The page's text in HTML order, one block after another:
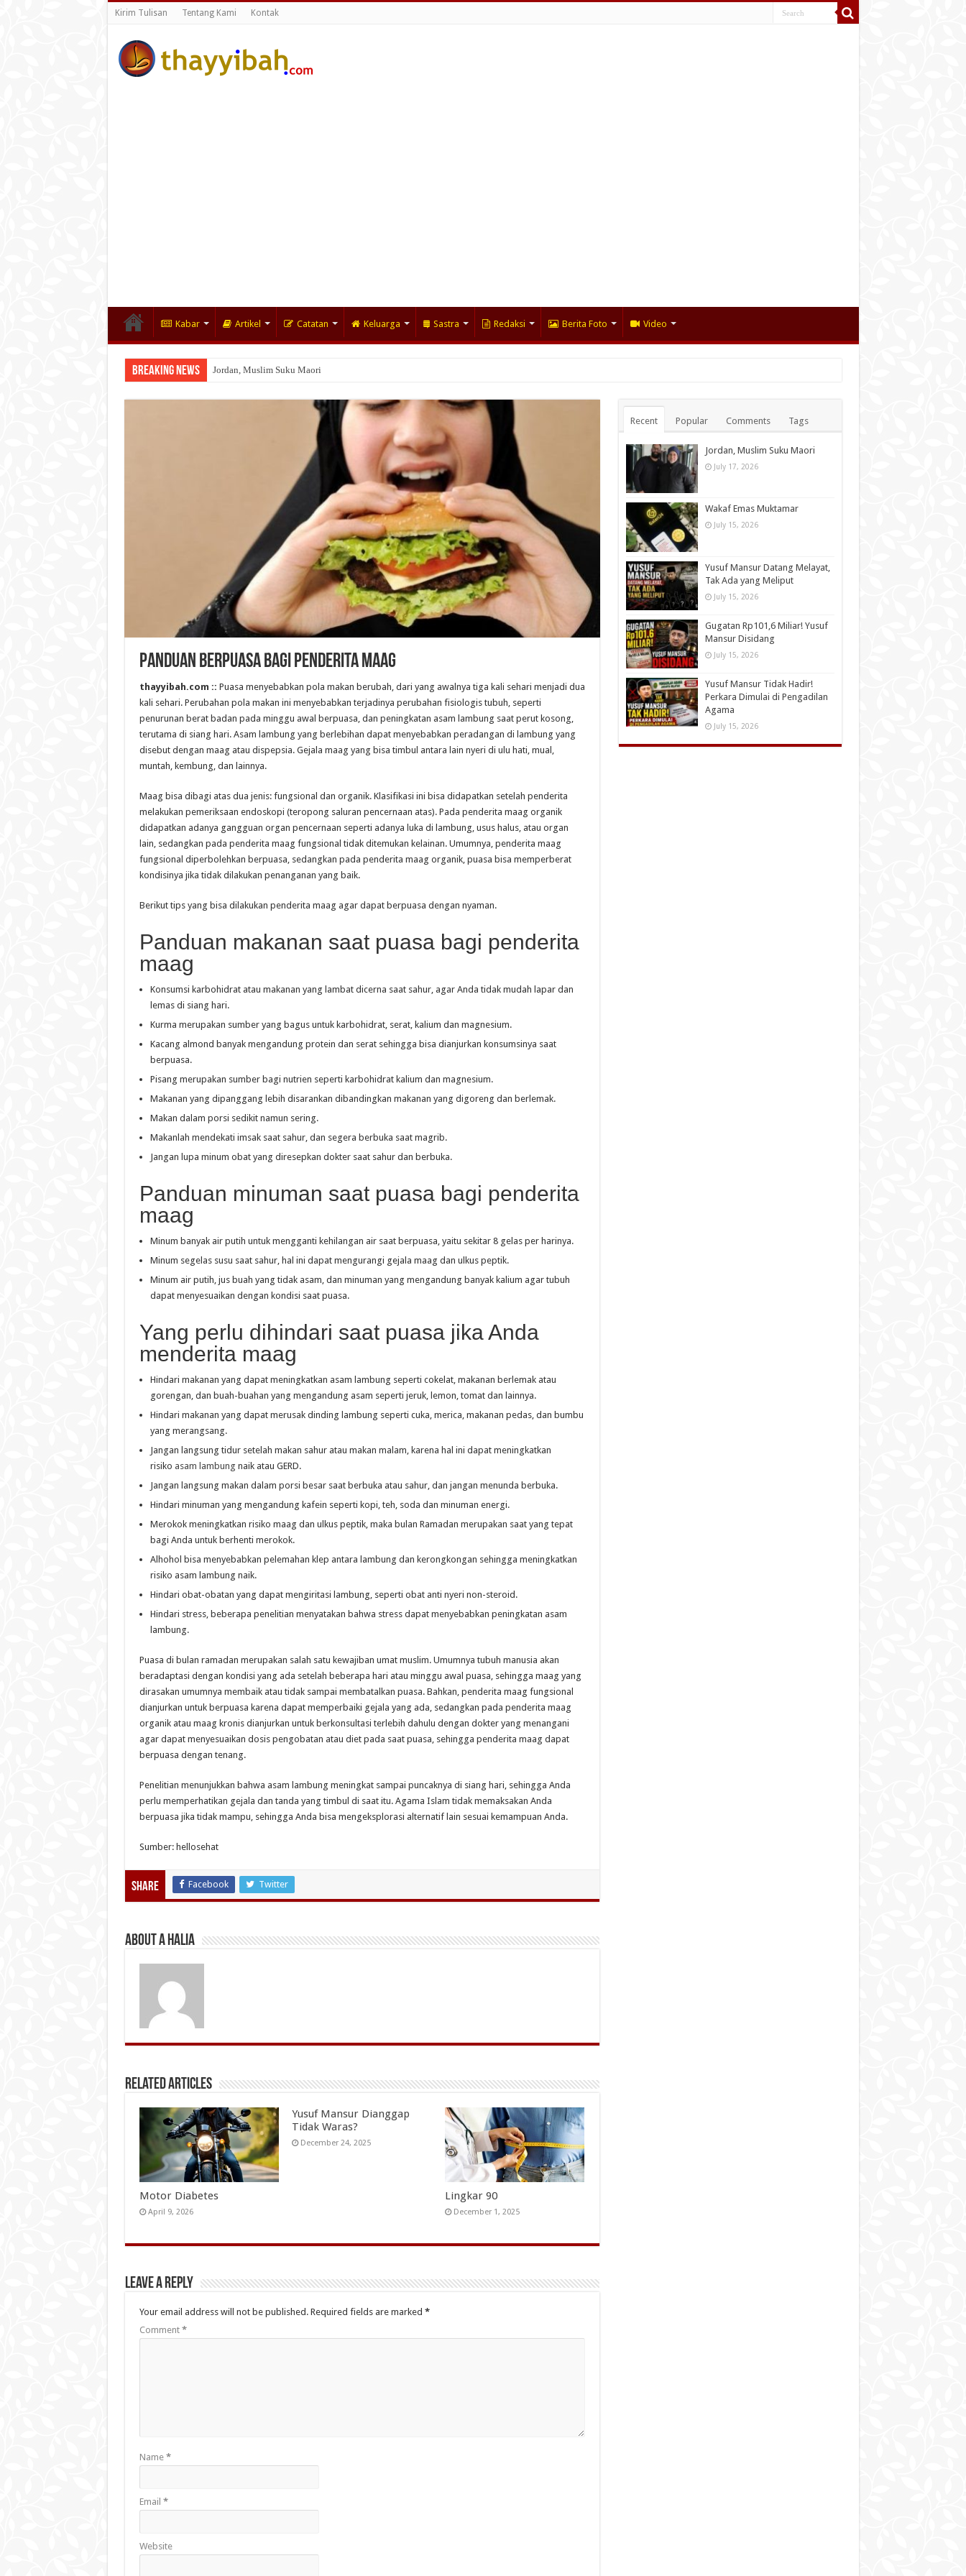
Kirim Tulisan Tentang Kami Kontak
Kabar Artikel Catatan Keluarga Sastra Redaksi Berita Foto Video
Breaking News Jordan, Muslim Suku Maori
Panduan Berpuasa Bagi Penderita Maag
thayyibah.com :: Puasa menyebabkan pola makan berubah, dari yang awalnya tiga kali sehari menjadi dua
kali sehari. Perubahan pola makan ini menyebabkan terjadinya perubahan fisiologis tubuh, seperti
penurunan berat badan pada minggu awal berpuasa, dan peningkatan asam lambung saat perut kosong,
terutama di siang hari. Asam lambung yang berlebihan dapat menyebabkan peradangan di lambung yang
disebut dengan maag atau dispepsia. Gejala maag yang bisa timbul antara lain nyeri di ulu hati, mual,
muntah, kembung, dan lainnya.
Maag bisa dibagi atas dua jenis: fungsional dan organik. Klasifikasi ini bisa didapatkan setelah penderita
melakukan pemeriksaan endoskopi (teropong saluran pencernaan atas). Pada penderita maag organik
didapatkan adanya gangguan organ pencernaan seperti adanya luka di lambung, usus halus, atau organ
lain, sedangkan pada penderita maag fungsional tidak ditemukan kelainan. Umumnya, penderita maag
fungsional diperbolehkan berpuasa, sedangkan pada penderita maag organik, puasa bisa memperberat
kondisinya jika tidak dilakukan penanganan yang baik.
Berikut tips yang bisa dilakukan penderita maag agar dapat berpuasa dengan nyaman.
Panduan makanan saat puasa bagi penderita
maag
Konsumsi karbohidrat atau makanan yang lambat dicerna saat sahur, agar Anda tidak mudah lapar dan
lemas di siang hari.
Kurma merupakan sumber yang bagus untuk karbohidrat, serat, kalium dan magnesium.
Kacang almond banyak mengandung protein dan serat sehingga bisa dianjurkan konsumsinya saat
berpuasa.
Pisang merupakan sumber bagi nutrien seperti karbohidrat kalium dan magnesium.
Makanan yang dipanggang lebih disarankan dibandingkan makanan yang digoreng dan berlemak.
Makan dalam porsi sedikit namun sering.
Makanlah mendekati imsak saat sahur, dan segera berbuka saat magrib.
Jangan lupa minum obat yang diresepkan dokter saat sahur dan berbuka.
Panduan minuman saat puasa bagi penderita
maag
Minum banyak air putih untuk mengganti kehilangan air saat berpuasa, yaitu sekitar 8 gelas per harinya.
Minum segelas susu saat sahur, hal ini dapat mengurangi gejala maag dan ulkus peptik.
Minum air putih, jus buah yang tidak asam, dan minuman yang mengandung banyak kalium agar tubuh
dapat menyesuaikan dengan kondisi saat puasa.
Yang perlu dihindari saat puasa jika Anda
menderita maag
Hindari makanan yang dapat meningkatkan asam lambung seperti cokelat, makanan berlemak atau
gorengan, dan buah-buahan yang mengandung asam seperti jeruk, lemon, tomat dan lainnya.
Hindari makanan yang dapat merusak dinding lambung seperti cuka, merica, makanan pedas, dan bumbu
yang merangsang.
Jangan langsung tidur setelah makan sahur atau makan malam, karena hal ini dapat meningkatkan
risiko asam lambung naik atau GERD.
Jangan langsung makan dalam porsi besar saat berbuka atau sahur, dan jangan menunda berbuka.
Hindari minuman yang mengandung kafein seperti kopi, teh, soda dan minuman energi.
Merokok meningkatkan risiko maag dan ulkus peptik, maka bulan Ramadan merupakan saat yang tepat
bagi Anda untuk berhenti merokok.
Alhohol bisa menyebabkan pelemahan klep antara lambung dan kerongkongan sehingga meningkatkan
risiko asam lambung naik.
Hindari obat-obatan yang dapat mengiritasi lambung, seperti obat anti nyeri non-steroid.
Hindari stress, beberapa penelitian menyatakan bahwa stress dapat menyebabkan peningkatan asam
lambung.
Puasa di bulan ramadan merupakan salah satu kewajiban umat muslim. Umumnya tubuh manusia akan
beradaptasi dengan kondisi yang ada setelah beberapa hari atau minggu awal puasa, sehingga maag yang
dirasakan umumnya membaik atau tidak sampai membatalkan puasa. Bahkan, penderita maag fungsional
dianjurkan untuk berpuasa karena dapat memperbaiki gejala yang ada, sedangkan pada penderita maag
organik atau maag kronis dianjurkan untuk berkonsultasi terlebih dahulu dengan dokter yang menangani
agar dapat menyesuaikan dosis pengobatan atau diet pada saat puasa, sehingga penderita maag dapat
berpuasa dengan tenang.
Penelitian menunjukkan bahwa asam lambung meningkat sampai puncaknya di siang hari, sehingga Anda
perlu memperhatikan gejala dan tanda yang timbul di saat itu. Agama Islam tidak memaksakan Anda
berpuasa jika tidak mampu, sehingga Anda bisa mengeksplorasi alternatif lain sesuai kemampuan Anda.
Sumber: hellosehat
Share Facebook Twitter
About A Halia
Related Articles
Motor Diabetes
April 9, 2026
Yusuf Mansur Dianggap
Tidak Waras?
December 24, 2025
Lingkar 90
December 1, 2025
Leave a Reply
Your email address will not be published. Required fields are marked *
Comment *
Name *
Email *
Website
Recent Popular Comments Tags
Jordan, Muslim Suku Maori
July 17, 2026
Wakaf Emas Muktamar
July 15, 2026
Yusuf Mansur Datang Melayat,
Tak Ada yang Meliput
July 15, 2026
Gugatan Rp101,6 Miliar! Yusuf
Mansur Disidang
July 15, 2026
Yusuf Mansur Tidak Hadir!
Perkara Dimulai di Pengadilan
Agama
July 15, 2026